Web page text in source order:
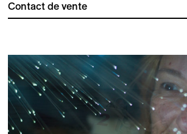
Contact de vente